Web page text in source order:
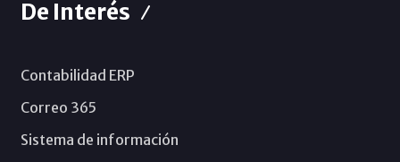
De Interés
Contabilidad ERP
Correo 365
Sistema de información